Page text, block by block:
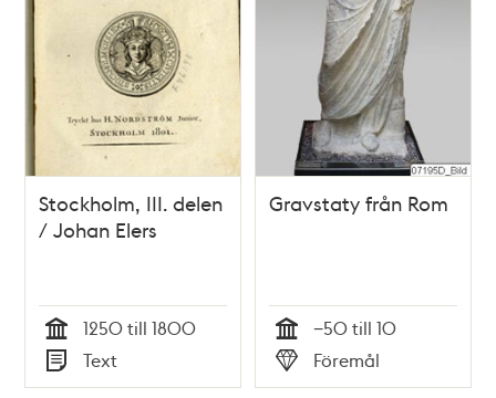
Stockholm, III. delen
/ Johan Elers
Tid
1250 till 1800
Typ
Text
Gravstaty från Rom
Tid
−50 till 10
Typ
Föremål